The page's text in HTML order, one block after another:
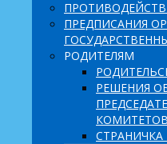
ПРЕДПИСАНИЯ
РОДИТЕЛЯМ
РЕШЕНИЯ